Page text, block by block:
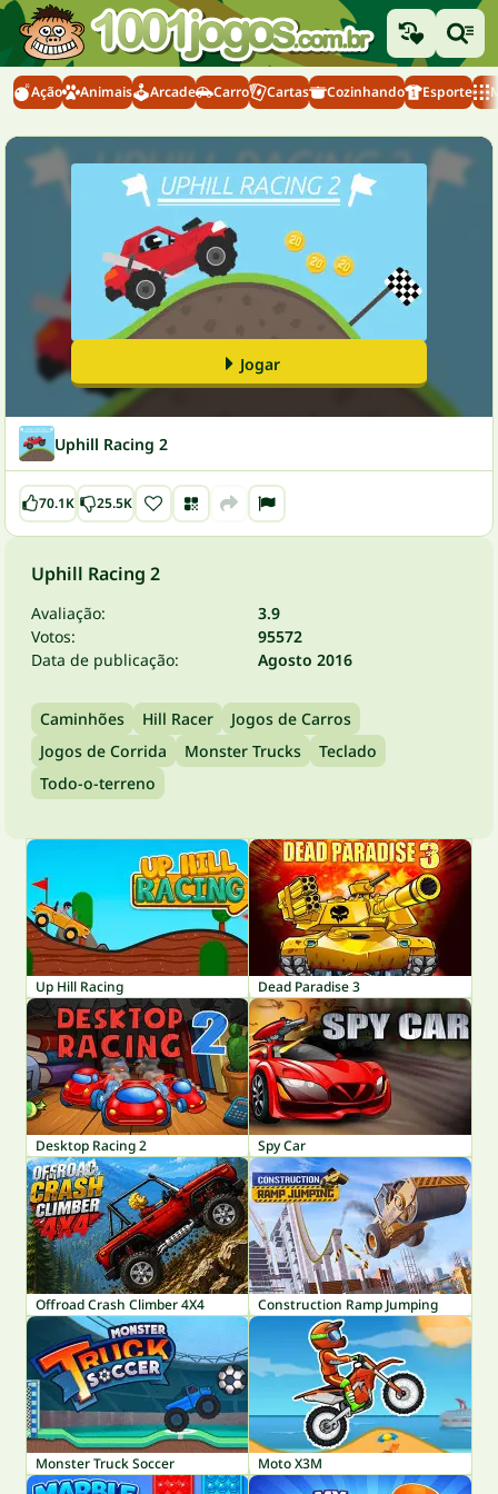
Ação Animais Arcade Carro Cartas Cozinhando Esporte
Jogar
Uphill Racing 2
70.1K 25.5K
Uphill Racing 2
Avaliação:
3.9
Votos:
95572
Data de publicação:
Agosto 2016
Caminhões Hill Racer
Jogos de Carros
Jogos de Corrida
Monster Trucks
Teclado
Todo-o-terreno
Up Hill Racing Dead Paradise 3
Desktop Racing 2 Spy Car
Offroad Crash Climber 4X4 Construction Ramp Jumping
Monster Truck Soccer Moto X3M